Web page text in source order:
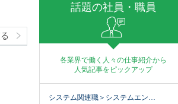
話題の社員・職員
各業界で働く人々の仕事紹介から
人気記事をピックアップ
システム関連職＞システムエン…